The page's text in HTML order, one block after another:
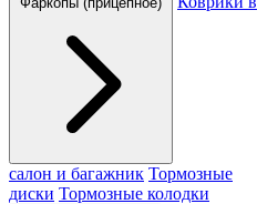
салон и багажник Тормозные
диски Тормозные колодки